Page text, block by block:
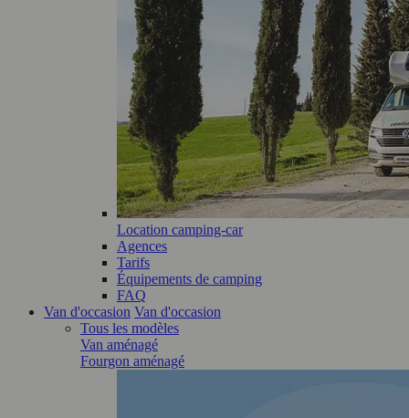
Location camping-car
Agences
Tarifs
Équipements de camping
FAQ
Van d'occasion Van d'occasion
Tous les modèles
Van aménagé
Fourgon aménagé